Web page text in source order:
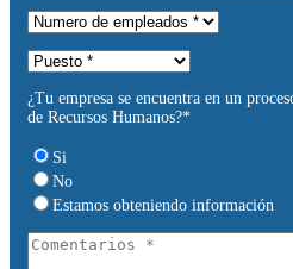
¿Tu empresa se encuentra en un
de Recursos Humanos?*
Si
No
Estamos obteniendo información